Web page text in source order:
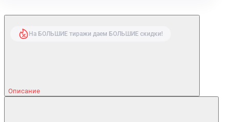
На БОЛЬШИЕ тиражи даем БОЛЬШИЕ скидки!
Описание